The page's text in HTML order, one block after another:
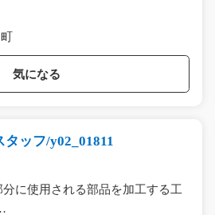
気になる
ッフ/y02_01811
に使用される部品を加工する工